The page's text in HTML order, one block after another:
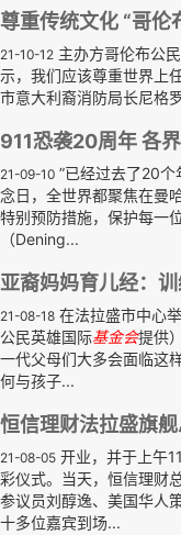
尊重传统文化 “哥伦
21-10-12 主办方哥伦布公民
示，我们应该尊重世界上
市意大利裔消防局长尼格
911恐袭20周年 各
21-09-10 ”已经过去了20
念日，全世界都聚焦在曼
特别预防措施，保护每一
（Dening...
亚裔妈妈育儿经：
21-08-18 在法拉盛市中心
公民英雄国际基金会提供
一代父母们大多会面临这
何与孩子...
恒信理财法拉盛旗
21-08-05 开业，并于上午
彩仪式。当天，恒信理财
参议员刘醇逸、美国华人
十多位嘉宾到场...